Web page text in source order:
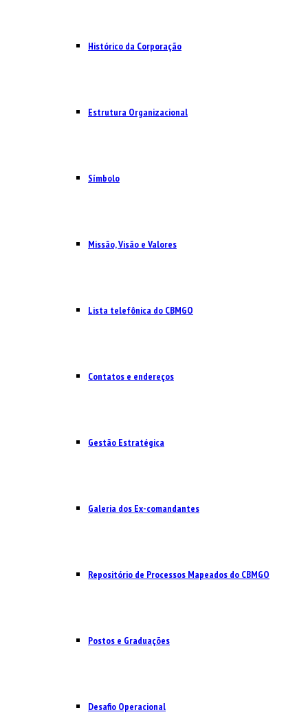
Histórico da Corporação
Estrutura Organizacional
Símbolo
Missão, Visão e Valores
Lista telefônica do CBMGO
Contatos e endereços
Gestão Estratégica
Galeria dos Ex-comandantes
Repositório de Processos Mapeados do CBMGO
Postos e Graduações
Desafio Operacional